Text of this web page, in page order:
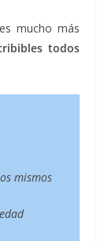
mucho más
todos
mismos